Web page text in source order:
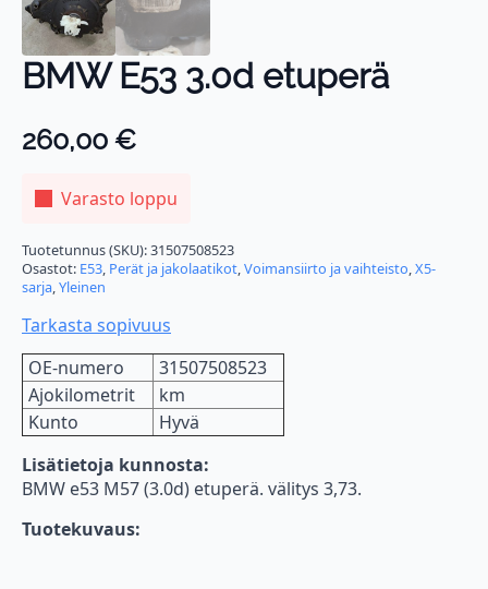
BMW E53 3.0d etuperä
260,00 €
Varasto loppu
Tuotetunnus (SKU):31507508523
Osastot: E53, Perät ja jakolaatikot,Voimansiirto ja vaihteisto,X5-
sarja,Yleinen
Tarkasta sopivuus
OE-numero
31507508523
Ajokilometrit
km
Kunto
Hyvä
Lisätietoja kunnosta:
BMW e53 M57 (3.0d) etuperä. välitys 3,73.
Tuotekuvaus: